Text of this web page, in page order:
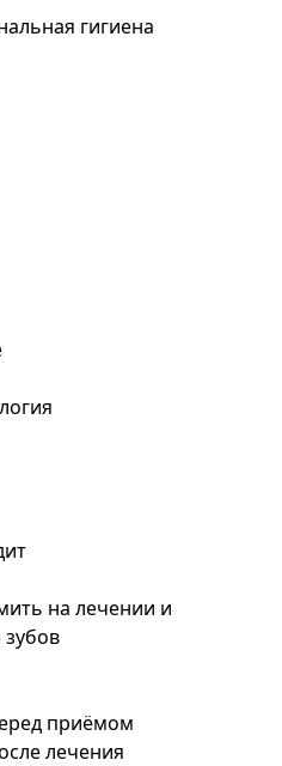
гигиена
на лечении и
приёмом
лечения